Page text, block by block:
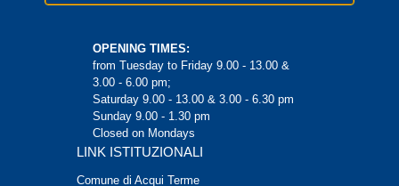
OPENING TIMES:
from Tuesday to Friday 9.00 - 13.00 &
3.00 - 6.00 pm;
Saturday 9.00 - 13.00 & 3.00 - 6.30 pm
Sunday 9.00 - 1.30 pm
Closed on Mondays
LINK ISTITUZIONALI
Comune di Acqui Terme